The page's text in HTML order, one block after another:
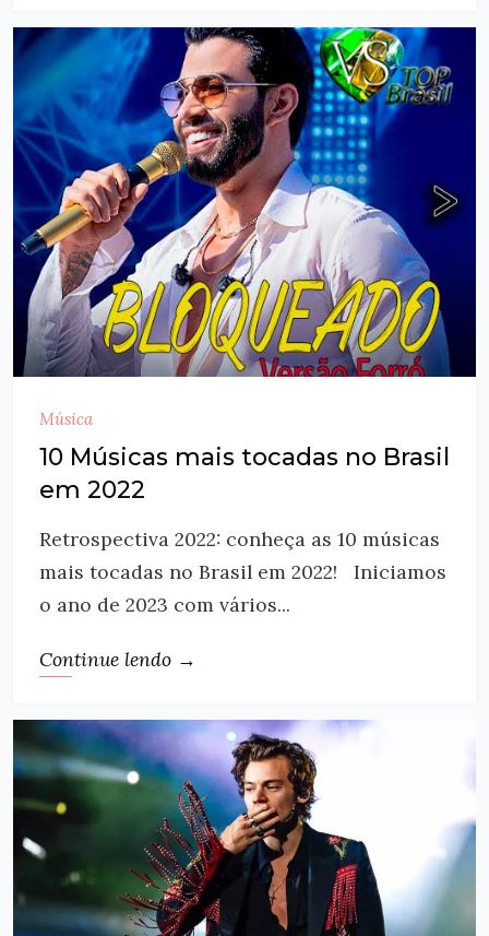
Música
10 Músicas mais tocadas no Brasil
em 2022
Retrospectiva 2022: conheça as 10 músicas
mais tocadas no Brasil em 2022! Iniciamos
o ano de 2023 com vários...
Continue lendo →